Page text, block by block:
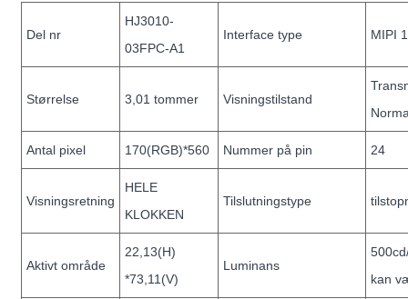
Del nr
HJ3010-
03FPC-A1
Interface type MIPI
Størrelse 3,01 tommer Visningstilstand
Antal pixel 170(RGB)*560 Nummer på pin 24
Visningsretning
HELE
KLOKKEN
Tilslutningstype
Aktivt område
22,13(H)
*73,11(V)
Luminans
kan